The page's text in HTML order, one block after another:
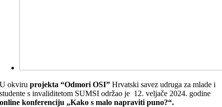
U okviruprojekta “Odmori OSI” Hrvatski savez udruga za mlade i
studente s invaliditetom SUMSI održao je 12. veljače 2024. godine
online konferenciju „Kako s malo napraviti puno?“.